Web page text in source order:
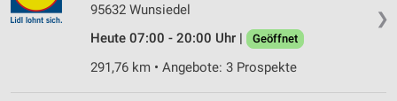
❯
95632 Wunsiedel
Heute 07:00 - 20:00 Uhr |
Geöffnet
291,76 km • Angebote: 3 Prospekte